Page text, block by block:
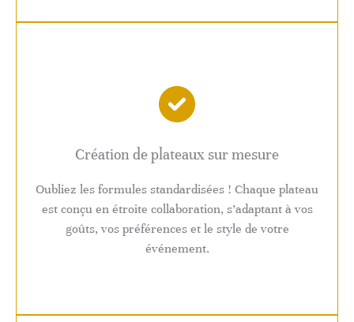
Création de plateaux sur mesure
Oubliez les formules standardisées ! Chaque plateau
est conçu en étroite collaboration, s’adaptant à vos
goûts, vos préférences et le style de votre
événement.